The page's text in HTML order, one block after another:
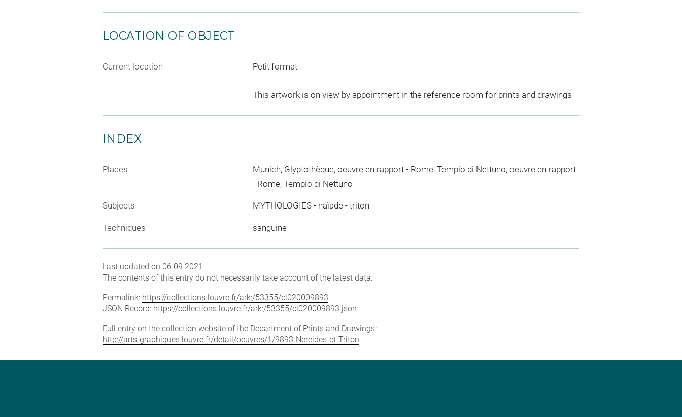
LOCATION OF OBJECT
Current location Petit format
This artwork is on view by appointment in the reference room for prints and drawings
INDEX
Places Munich, Glyptothèque, oeuvre en rapport- Rome, Tempio di Nettuno, oeuvre en rapport
- Rome, Tempio di Nettuno
Subjects MYTHOLOGIES- naïade- triton
Techniques sanguine
Last updated on 06.09.2021
The contents of this entry do not necessarily take account of the latest data.
Permalink: https://collections.louvre.fr/ark:/53355/cl020009893
JSON Record: https://collections.louvre.fr/ark:/53355/cl020009893.json
Full entry on the collection website of the Department of Prints and Drawings:
http://arts-graphiques.louvre.fr/detail/oeuvres/1/9893-Nereides-et-Triton